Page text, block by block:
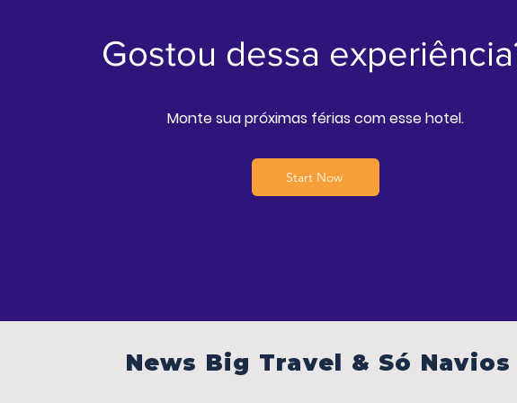
Gostou dessa
Monte sua próximas férias com esse hotel.
Start Now
News Big Travel & Só Navios